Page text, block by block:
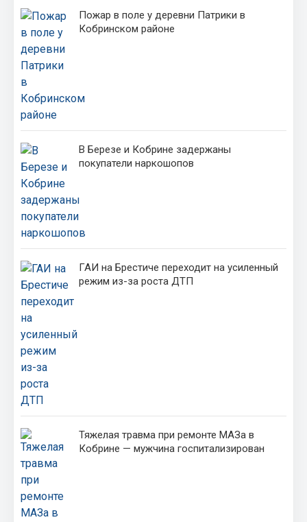
Пожар в поле у деревни Патрики в
Кобринском районе
В Березе и Кобрине задержаны
покупатели наркошопов
ГАИ на Брестиче переходит на усиленный
режим из-за роста ДТП
Тяжелая травма при ремонте МАЗа в
Кобрине — мужчина госпитализирован